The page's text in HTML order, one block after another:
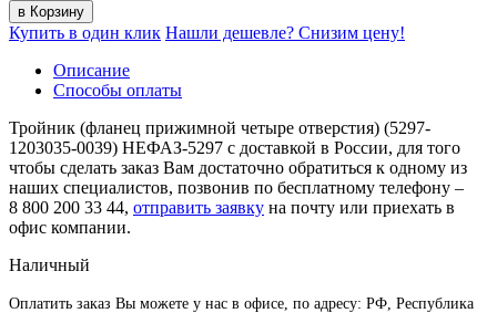
Купить в один клик Нашли дешевле? Снизим цену!
Описание
Способы оплаты
Тройник (фланец прижимной четыре отверстия) (5297-
1203035-0039) НЕФАЗ-5297 с доставкой в России, для того
чтобы сделать заказ Вам достаточно обратиться к одному из
наших специалистов, позвонив по бесплатному телефону –
8 800 200 33 44, отправить заявку на почту или приехать в
офис компании.
Наличный
Оплатить заказ Вы можете у нас в офисе, по адресу: РФ, Республика